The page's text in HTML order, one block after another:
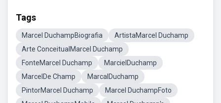
Tags
Marcel DuchampBiografia
ArtistaMarcel Duchamp
Arte ConceitualMarcel Duchamp
FonteMarcel Duchamp
MarcielDuchamp
MarcelDe Champ
MarcalDuchamp
PintorMarcel Duchamp
Marcel DuchampFoto